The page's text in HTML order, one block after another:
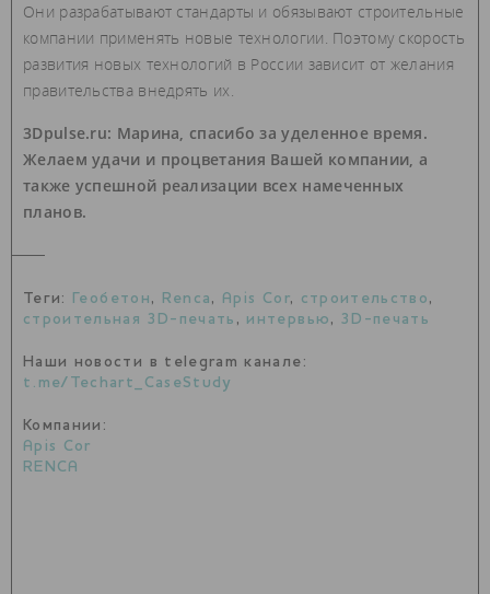
Они разрабатывают стандарты и обязывают строительные
компании применять новые технологии. Поэтому скорость
развития новых технологий в России зависит от желания
правительства внедрять их.
3Dpulse.ru: Марина, спасибо за уделенное время.
Желаем удачи и процветания Вашей компании, а
также успешной реализации всех намеченных
планов.
Теги: Геобетон , Renca , Apis Cor, строительство ,
строительная 3D-печать , интервью , 3D-печать
Наши новости в telegram канале:
t.me/Techart_CaseStudy
Компании:
Apis Cor
RENCA